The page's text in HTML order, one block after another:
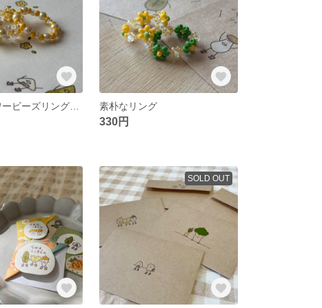
素朴なリング
330円
SOLD OUT